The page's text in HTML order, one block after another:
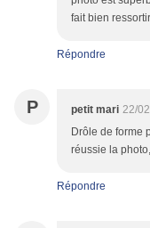
fait bien
Répondre
P petit mari 22/
Drôle de forme
réussie la
Répondre